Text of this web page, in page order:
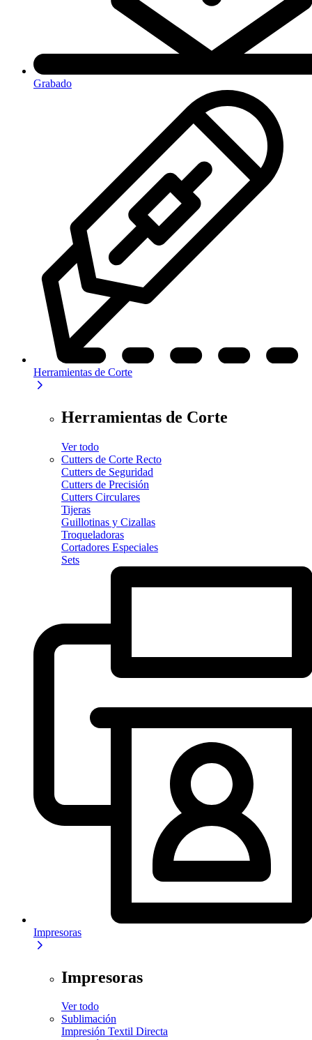
Grabado
Herramientas de Corte
Herramientas de Corte
Ver todo
Cutters de Corte Recto
Cutters de Seguridad
Cutters de Precisión
Cutters Circulares
Tijeras
Guillotinas y Cizallas
Troqueladoras
Cortadores Especiales
Sets
Impresoras
Impresoras
Ver todo
Sublimación
Impresión Textil Directa